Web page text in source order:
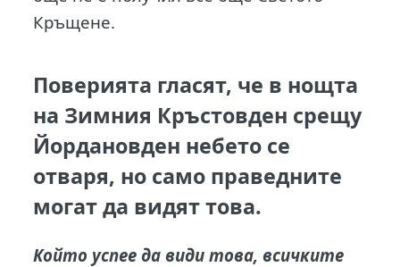
Кръщене.
Поверията гласят, че в нощта
на Зимния Кръстовден срещу
Йордановден небето се
отваря, но само праведните
могат да видят това.
Който успее да види това, всичките